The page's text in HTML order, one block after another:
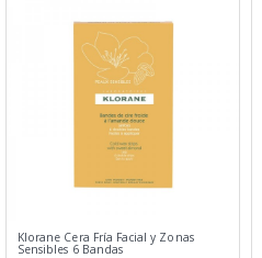
Klorane Cera Fría Facial y Zonas
Sensibles 6 Bandas